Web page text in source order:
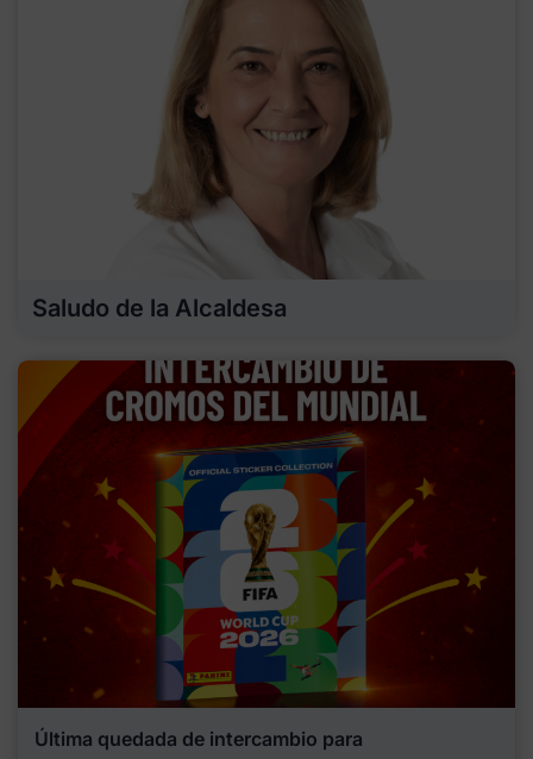
Saludo de la Alcaldesa
Última quedada de intercambio para